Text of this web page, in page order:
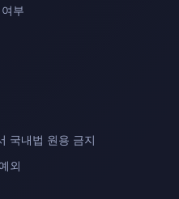
부
국내법 원용 금지
외